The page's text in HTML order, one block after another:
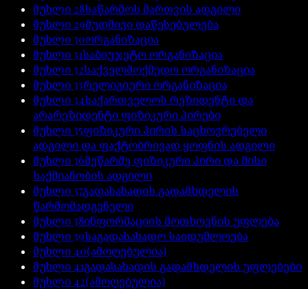
მუხლი 28საწარმოს მართვის ადგილი
მუხლი 29მუდმივი დაწესებულება
მუხლი30ორგანიზაცია
მუხლი31საბიუჯეტო ორგანიზაცია
მუხლი32საქველმოქმედო ორგანიზაცია
მუხლი33რელიგიური ორგანიზაცია
მუხლი34საქართველოს რეზიდენტი და
არარეზიდენტი ფიზიკური პირები
მუხლი35ფიზიკური პირის საცხოვრებელი
ადგილი და ფაქტობრივად ყოფნის ადგილი
მუხლი36მეწარმე ფიზიკური პირი და მისი
საქმიანობის ადგილი
მუხლი37გადასახადის გადამხდელის
წარმომადგენელი
მუხლი38ინფორმაციის მოთხოვნის უფლება
მუხლი39საგადასახადო საიდუმლოება
მუხლი 40(ამოღებულია)
მუხლი 41გადასახადის გადამხდელის უფლებები
მუხლი 42(ამოღებულია)